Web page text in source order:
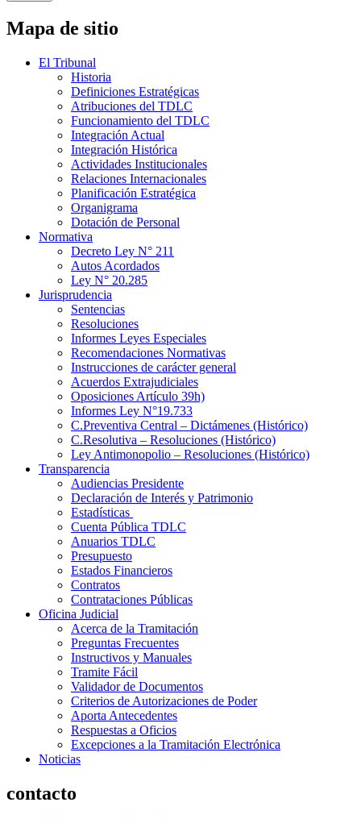
Mapa de sitio
El Tribunal
Historia
Definiciones Estratégicas
Atribuciones del TDLC
Funcionamiento del TDLC
Integración Actual
Integración Histórica
Actividades Institucionales
Relaciones Internacionales
Planificación Estratégica
Organigrama
Dotación de Personal
Normativa
Decreto Ley N° 211
Autos Acordados
Ley N° 20.285
Jurisprudencia
Sentencias
Resoluciones
Informes Leyes Especiales
Recomendaciones Normativas
Instrucciones de carácter general
Acuerdos Extrajudiciales
Oposiciones Artículo 39h)
Informes Ley N°19.733
C.Preventiva Central – Dictámenes (Histórico)
C.Resolutiva – Resoluciones (Histórico)
Ley Antimonopolio – Resoluciones (Histórico)
Transparencia
Audiencias Presidente
Declaración de Interés y Patrimonio
Estadísticas
Cuenta Pública TDLC
Anuarios TDLC
Presupuesto
Estados Financieros
Contratos
Contrataciones Públicas
Oficina Judicial
Acerca de la Tramitación
Preguntas Frecuentes
Instructivos y Manuales
Tramite Fácil
Validador de Documentos
Criterios de Autorizaciones de Poder
Aporta Antecedentes
Respuestas a Oficios
Excepciones a la Tramitación Electrónica
Noticias
contacto